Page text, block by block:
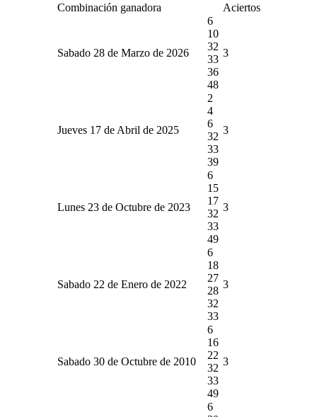
Combinación ganadora Aciertos
Sabado 28 de Marzo de 2026
6
10
32
33
36
48
3
Jueves 17 de Abril de 2025
2
4
6
32
33
39
3
Lunes 23 de Octubre de 2023
6
15
17
32
33
49
3
Sabado 22 de Enero de 2022
6
18
27
28
32
33
3
Sabado 30 de Octubre de 2010
6
16
22
32
33
49
3
6